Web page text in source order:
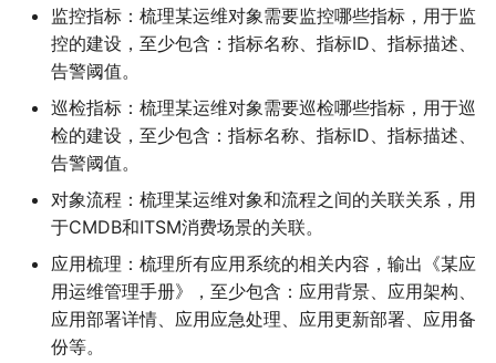
v1.3.6(20220128)
历史版本
监控指标：梳理某运维对象需要监控哪些指标，用于监
控的建设，至少包含：指标名称、指标ID、指标描述、
告警阈值。
巡检指标：梳理某运维对象需要巡检哪些指标，用于巡
检的建设，至少包含：指标名称、指标ID、指标描述、
告警阈值。
对象流程：梳理某运维对象和流程之间的关联关系，用
于CMDB和ITSM消费场景的关联。
应用梳理：梳理所有应用系统的相关内容，输出《某应
用运维管理手册》，至少包含：应用背景、应用架构、
应用部署详情、应用应急处理、应用更新部署、应用备
份等。